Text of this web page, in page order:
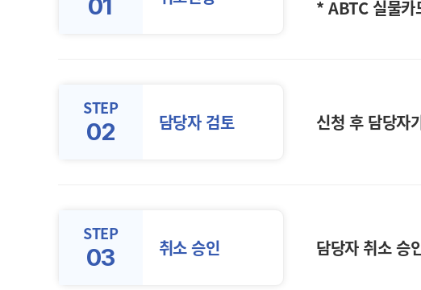
* ABTC 실물카
STEP
02 담당자 검토 신청 후 담당자
STEP
03 취소 승인 담당자 취소 승